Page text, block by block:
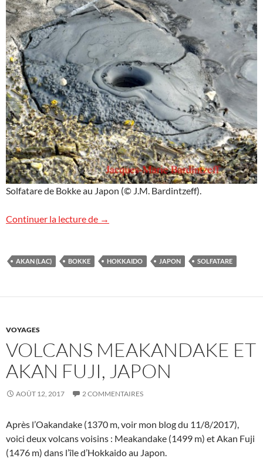
Solfatare de Bokke au Japon (© J.M. Bardintzeff).
Continuer la lecture de Sur la Lune ?
→
AKAN (LAC) BOKKE HOKKAIDO JAPON SOLFATARE
VOYAGES
VOLCANS MEAKANDAKE ET
AKAN FUJI, JAPON
AOÛT 12, 2017 2 COMMENTAIRES
Après l’Oakandake (1370 m, voir mon blog du 11/8/2017),
voici deux volcans voisins : Meakandake (1499 m) et Akan Fuji
(1476 m) dans l’île d’Hokkaido au Japon.